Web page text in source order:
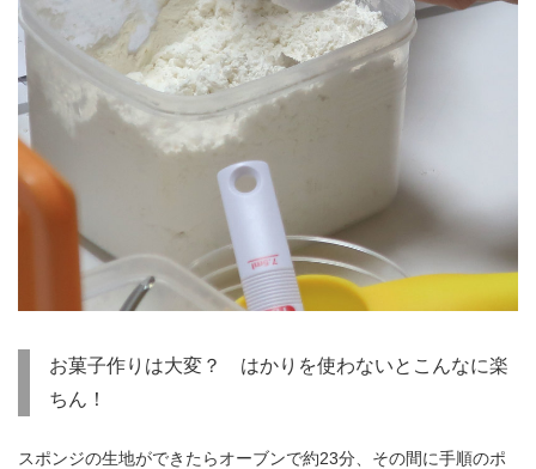
お菓子作りは大変？ はかりを使わないとこんなに楽
ちん！
スポンジの生地ができたらオーブンで約23分、その間に手順のポ